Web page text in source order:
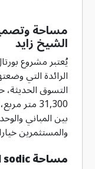
مساحة
الشيخ زايد
يُعتبر مشروع
الرائدة التي
التسوق
31,300
بين المباني
والمستثمرين
مساحة